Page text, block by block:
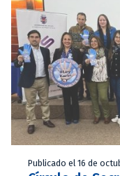
Publicado el 16 de